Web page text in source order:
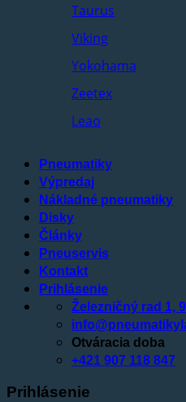
Taurus
Viking
Yokohama
Zeetex
Leao
Pneumatiky
Výpredaj
Nákladné pneumatiky
Disky
Články
Pneuservis
Kontakt
Prihlásenie
Železničný rad 1,
Otváracia doba
+421 907 118 847
Prihlásenie